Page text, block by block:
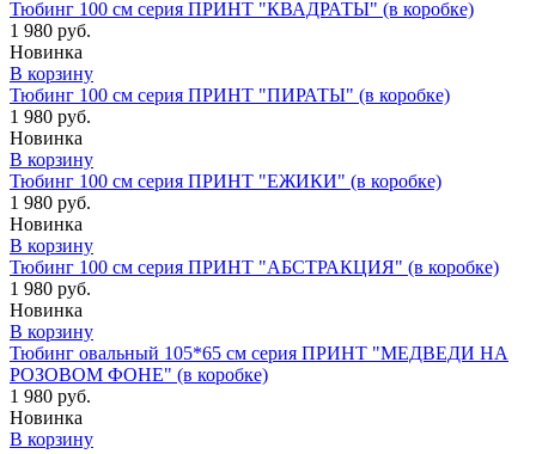
Тюбинг 100 см серия ПРИНТ "КВАДРАТЫ" (в коробке)
1 980 руб.
Новинка
В корзину
Тюбинг 100 см серия ПРИНТ "ПИРАТЫ" (в коробке)
1 980 руб.
Новинка
В корзину
Тюбинг 100 см серия ПРИНТ "ЕЖИКИ" (в коробке)
1 980 руб.
Новинка
В корзину
Тюбинг 100 см серия ПРИНТ "АБСТРАКЦИЯ" (в коробке)
1 980 руб.
Новинка
В корзину
Тюбинг овальный 105*65 см серия ПРИНТ "МЕДВЕДИ НА
РОЗОВОМ ФОНЕ" (в коробке)
1 980 руб.
Новинка
В корзину